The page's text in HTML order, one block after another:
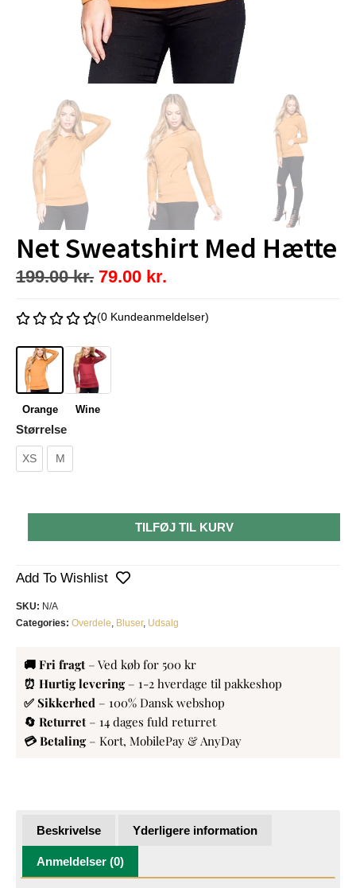
Net Sweatshirt Med Hætte
199.00kr. 79.00 kr.
(0 Kundeanmeldelser)
Orange Wine
Størrelse
XS M
TILFØJ TIL KURV
Add To Wishlist
SKU: N/A
Categories: Overdele, Bluser, Udsalg
🚚 Fri fragt – Ved køb for 500 kr
⏰ Hurtig levering – 1-2 hverdage til pakkeshop
✅ Sikkerhed – 100% Dansk webshop
🔄 Returret – 14 dages fuld returret
💳 Betaling – Kort, MobilePay & AnyDay
Beskrivelse Yderligere information
Anmeldelser (0)